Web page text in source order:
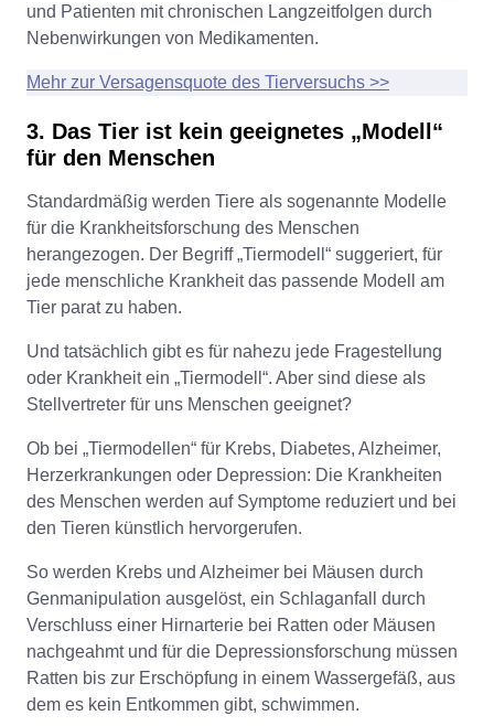
und Patienten mit chronischen Langzeitfolgen durch
Nebenwirkungen von Medikamenten.
Mehr zur Versagensquote des Tierversuchs >>
3. Das Tier ist kein geeignetes „Modell“
für den Menschen
Standardmäßig werden Tiere als sogenannte Modelle
für die Krankheitsforschung des Menschen
herangezogen. Der Begriff „Tiermodell“ suggeriert, für
jede menschliche Krankheit das passende Modell am
Tier parat zu haben.
Und tatsächlich gibt es für nahezu jede Fragestellung
oder Krankheit ein „Tiermodell“. Aber sind diese als
Stellvertreter für uns Menschen geeignet?
Ob bei „Tiermodellen“ für Krebs, Diabetes, Alzheimer,
Herzerkrankungen oder Depression: Die Krankheiten
des Menschen werden auf Symptome reduziert und bei
den Tieren künstlich hervorgerufen.
So werden Krebs und Alzheimer bei Mäusen durch
Genmanipulation ausgelöst, ein Schlaganfall durch
Verschluss einer Hirnarterie bei Ratten oder Mäusen
nachgeahmt und für die Depressionsforschung müssen
Ratten bis zur Erschöpfung in einem Wassergefäß, aus
dem es kein Entkommen gibt, schwimmen.